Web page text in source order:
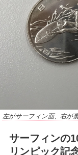
左がサーフィン面、右が
サーフィンの
リンピック記
S.ONE シ
橋みなと）
ニ
ハウツー